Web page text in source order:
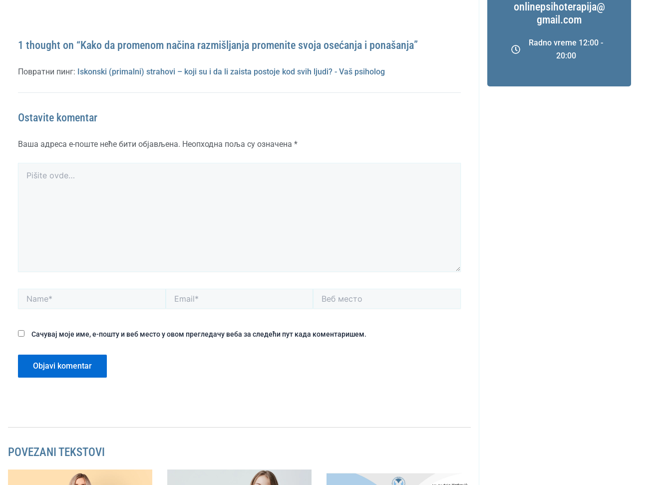
1 thought on “Kako da promenom načina razmišljanja promenite svoja osećanja i ponašanja”
Повратни пинг: Iskonski (primalni) strahovi – koji su i da li zaista postoje kod svih ljudi? - Vaš psiholog
Ostavite komentar
Ваша адреса е-поште неће бити објављена. Неопходна поља су означена *
Name* Email*
Веб
место
Сачувај моје име, е-пошту и веб место у овом прегледачу веба за следећи пут када коментаришем.
POVEZANI TEKSTOVI
onlinepsihoterapija@
gmail.com
Radno vreme 12:00 -
20:00